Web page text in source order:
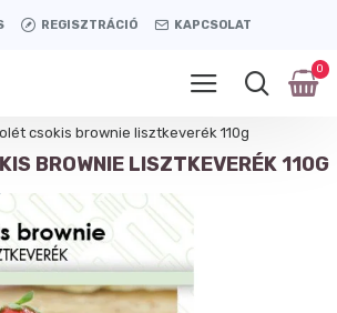
REGISZTRÁCIÓ KAPCSOLAT
0
csokis brownie lisztkeverék 110g
BROWNIE LISZTKEVERÉK 110G